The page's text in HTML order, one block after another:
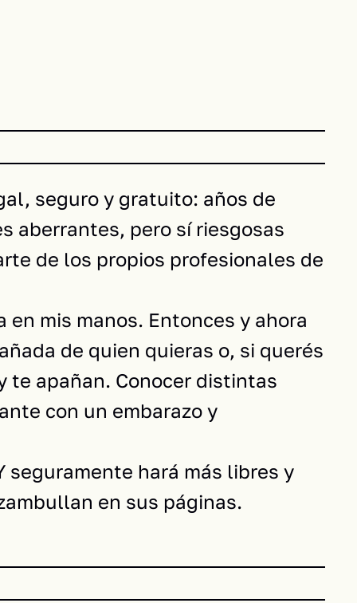
seguro y gratuito: años de
aberrantes, pero sí riesgosas
de los propios profesionales de
mis manos. Entonces y ahora
de quien quieras o, si querés
te apañan. Conocer distintas
con un embarazo y
seguramente hará más libres y
en sus páginas.